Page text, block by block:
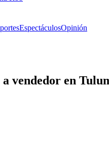
EspectáculosOpinión
vendedor en